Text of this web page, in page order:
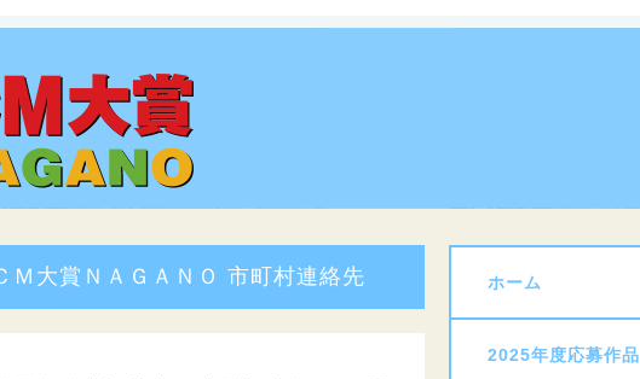
Ｍ大賞ＮＡＧＡＮＯ 市町村連絡先 ホーム
2025年度応募作品